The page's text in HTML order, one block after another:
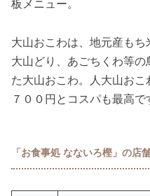
板メニュー。
大山おこわは、地元産もち
大山どり、あごちくわ等
た大山おこわ。人大山お
７００円とコスパも最高で
「お食事処 なないろ樫」の店